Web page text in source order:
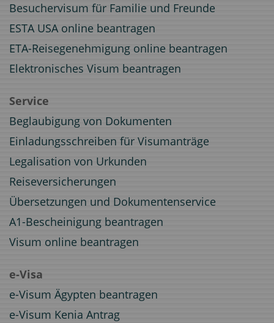
Besuchervisum für Familie und Freunde
ESTA USA online beantragen
ETA-Reisegenehmigung online beantragen
Elektronisches Visum beantragen
Service
Beglaubigung von Dokumenten
Einladungsschreiben für Visumanträge
Legalisation von Urkunden
Reiseversicherungen
Übersetzungen und Dokumentenservice
A1-Bescheinigung beantragen
Visum online beantragen
e-Visa
e-Visum Ägypten beantragen
e-Visum Kenia Antrag